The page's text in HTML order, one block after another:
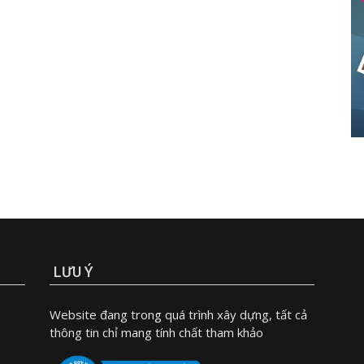
LƯU Ý
Website đang trong quá trình xây dựng, tất cả
thông tin chỉ mang tính chất tham khảo